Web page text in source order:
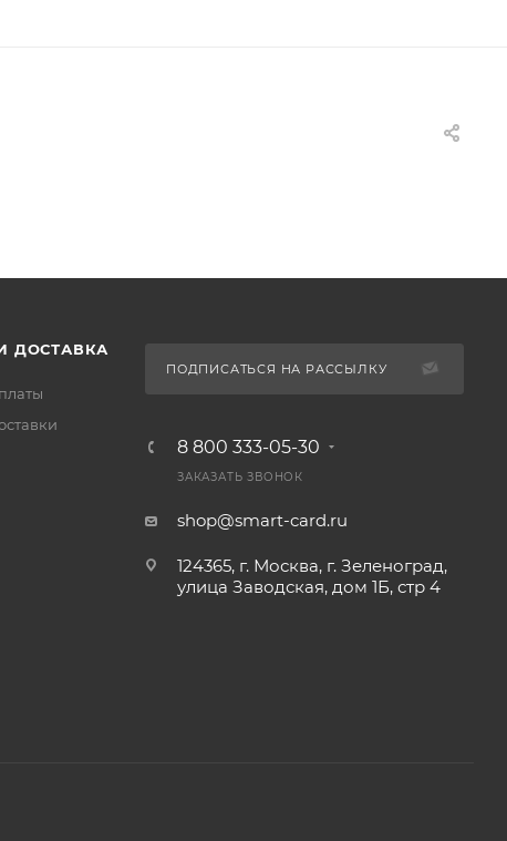
ДОСТАВКА
ПОДПИСАТЬСЯ НА РАССЫЛКУ
8 800 333-05-30
ЗАКАЗАТЬ ЗВОНОК
shop@smart-card.ru
124365, г. Москва, г. Зеленоград,
улица Заводская, дом 1Б, стр 4